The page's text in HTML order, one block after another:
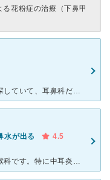
花粉症の治療（下鼻甲
以前働いていた会社の近くで、耳鼻科を探していて、耳鼻科だと子供がいてる人に聞くといいよと言われて、聞いたのがこの病院でした。 常に人が多くて混んでいますが、ネットから予約ができ、今何番目かわかるので
水が出る
4.5
小さい頃からお世話になっている耳鼻咽喉科です。特に中耳炎や喉の炎症の治療に強い印象で、耳や鼻の奥を撮影できるスコープやレントゲンも設置してあります。また、喉の吸引器があって、診察後に3分ほど使うことが